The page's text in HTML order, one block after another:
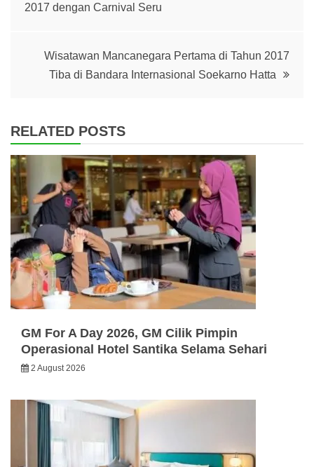
navigation
2017 dengan Carnival Seru
Wisatawan Mancanegara Pertama di Tahun 2017
Tiba di Bandara Internasional Soekarno Hatta
RELATED POSTS
GM For A Day 2026, GM Cilik Pimpin
Operasional Hotel Santika Selama Sehari
2 August 2026